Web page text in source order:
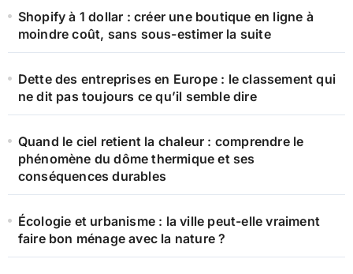
e Shopify à 1 dollar : créer une boutique en ligne à
moindre coût, sans sous-estimer la suite
Dette des entreprises en Europe : le classement qui
ne dit pas toujours ce qu’il semble dire
Quand le ciel retient la chaleur : comprendre le
phénomène du dôme thermique et ses
conséquences durables
Écologie et urbanisme : la ville peut-elle vraiment
faire bon ménage avec la nature ?